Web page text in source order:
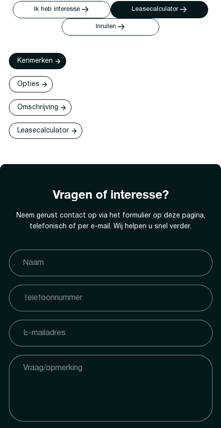
Ik heb interesse Leasecalculator
Inruilen
Kenmerken
Opties
Omschrijving
Leasecalculator
Vragen of interesse?
Neem gerust contact op via het formulier op deze pagina,
telefonisch of per e-mail. Wij helpen u snel verder.